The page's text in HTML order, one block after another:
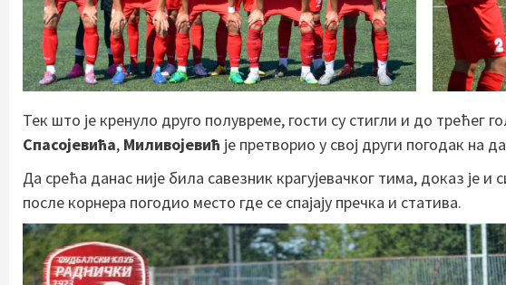
Тек што је кренуло друго полувреме, гости су стигли и до трећег
Спасојевића, Миливојевић је претворио у свој други погодак на
Да срећа данас није била савезник крагујевачког тима, доказ је и
после корнера погодио место где се спајају пречка и статива.